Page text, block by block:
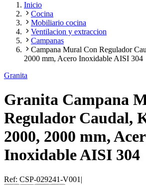
Inicio
Cocina
Mobiliario cocina
Ventilacion y extraccion
Campanas
Campana Mural Con Regulador
2000 mm, Acero Inoxidable AISI 304
Granita
Granita Campana
Regulador Caudal,
2000, 2000 mm,
Inoxidable AISI 304
Ref: CSP-029241-V001 |